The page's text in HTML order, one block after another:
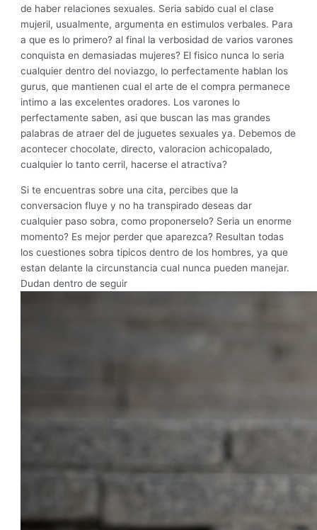
de haber relaciones sexuales. Seri­a sabido cual el clase
mujeril, usualmente, argumenta en estimulos verbales. Para
a que es lo primero? al final la verbosidad de varios varones
conquista en demasiadas mujeres? El fisico nunca lo seri­a
cualquier dentro del noviazgo, lo perfectamente hablan los
gurus, que mantienen cual el arte de el compra permanece
intimo a las excelentes oradores. Los varones lo
perfectamente saben, asi que buscan las mas grandes
palabras de atraer del de juguetes sexuales ya. Debemos de
acontecer chocolate, directo, valoracion achicopalado,
cualquier lo tanto cerril, hacerse el atractiva?
Si te encuentras sobre una cita, percibes que la
conversacion fluye y no ha transpirado deseas dar
cualquier paso sobra, como proponerselo? Seri­a un enorme
momento? Es mejor perder que aparezca? Resultan todas
los cuestiones sobra ti­picos dentro de los hombres, ya que
estan delante la circunstancia cual nunca pueden manejar.
Dudan dentro de seguir